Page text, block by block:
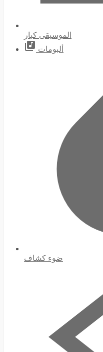
الموسيقى كبار
ألبومات
ضوء كشاف